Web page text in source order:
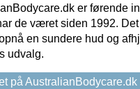
er førende
de været siden 1992.
en sundere hud og
udvalg.
på AustralianBodycare.dk